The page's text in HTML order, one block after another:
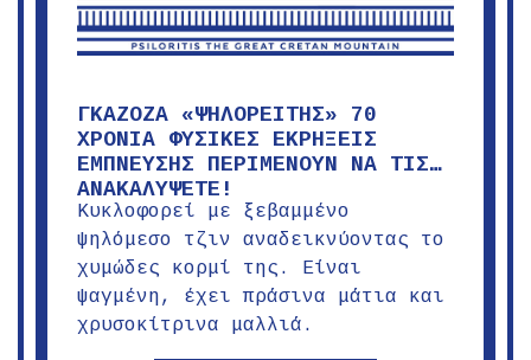
ΓΚΑΖΟΖΑ «ΨΗΛΟΡΕΙΤΗΣ» 70
ΧΡΟΝΙΑ ΦΥΣΙΚΕΣ ΕΚΡΗΞΕΙΣ
ΕΜΠΝΕΥΣΗΣ ΠΕΡΙΜΕΝΟΥΝ ΝΑ ΤΙΣ…
ΑΝΑΚΑΛΥΨΕΤΕ!
Κυκλοφορεί με ξεβαμμένο
ψηλόμεσο τζιν αναδεικνύοντας το
χυμώδες κορμί της. Είναι
ψαγμένη, έχει πράσινα μάτια και
χρυσοκίτρινα μαλλιά.